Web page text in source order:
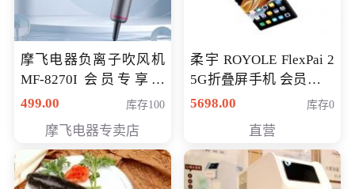
摩飞电器负离子吹风机
MF-8270I 会员专享价
369元
499.00 库存100
摩飞电器专卖店
柔宇 ROYOLE FlexPai 2
5G折叠屏手机 会员专享
购买价格 4998元
5698.00 库存0
直营